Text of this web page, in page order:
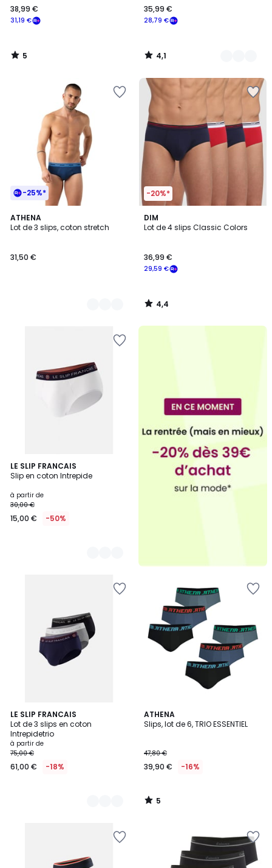
€
souscrivez
notre
programme
31,19 €
38,99 €
5
/
28,79 €
35,99 €
4,1
/
-25%*
ATHENA
Lot de 3 slips, coton stretch
31,50 €
2
Couleurs
-20%*
DIM
Lot de 4 slips Classic Colors
29,59 €
36,99 €
4,4
/ 5
4,4
/
LE SLIP FRANCAIS
Slip en coton Intrepide
à partir de
30,00 €
15,00 € -50%
27
Couleurs
LE SLIP FRANCAIS
Lot de 3 slips en coton
Intrepidetrio
à partir de
75,00 €
61,00 € -18%
14
Couleurs
ATHENA
Slips, lot de 6, TRIO ESSENTIEL
47,80 €
39,90 € -16%
5
/
5
/